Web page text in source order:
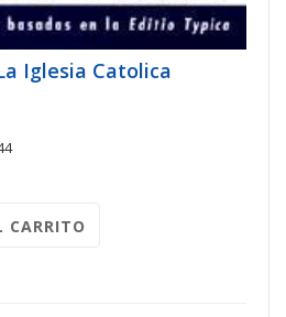
Iglesia Catolica